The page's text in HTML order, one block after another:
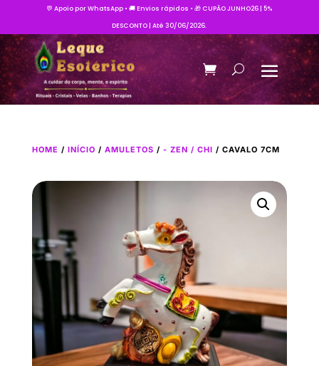
💬 Apoio por WhatsApp • 🚚 Envios rápidos • 🎁 CUPÃO JUNHO26 | 5%
DESCONTO | Até 30/06/2026.
HOME / INÍCIO / AMULETOS / - ZEN / CHI / CAVALO 7CM